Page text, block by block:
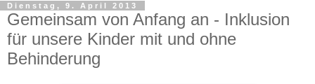
Dienstag, 9. April 2013
Gemeinsam von Anfang an - Inklusion
für unsere Kinder mit und ohne
Behinderung